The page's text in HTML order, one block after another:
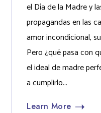
el Día de la Madre y
propagandas en las
amor incondicional,
Pero ¿qué pasa con
el ideal de madre
a cumplirlo...
Learn More